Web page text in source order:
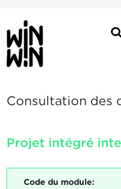
Consultation des
Projet intégré
Code du module: